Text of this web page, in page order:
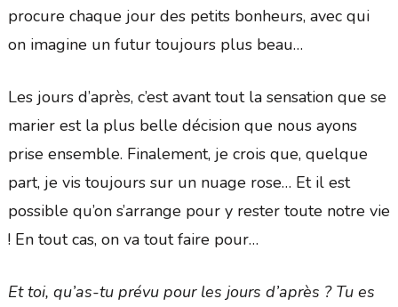
procure chaque jour des petits bonheurs, avec qui
on imagine un futur toujours plus beau…
Les jours d’après, c’est avant tout la sensation que se
marier est la plus belle décision que nous ayons
prise ensemble. Finalement, je crois que, quelque
part, je vis toujours sur un nuage rose… Et il est
possible qu’on s’arrange pour y rester toute notre vie
! En tout cas, on va tout faire pour…
Et toi, qu’as-tu prévu pour les jours d’après ? Tu es